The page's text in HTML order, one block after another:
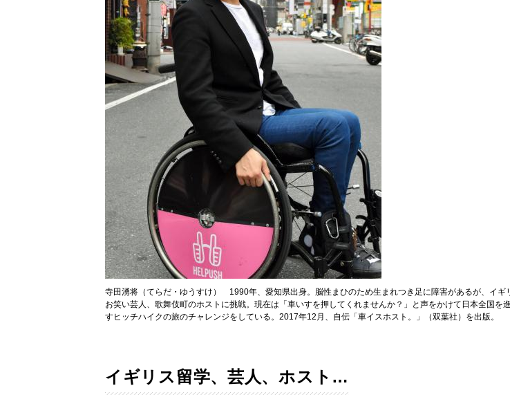
寺田湧将（てらだ・ゆうすけ） 1990年、愛知県出身。脳性まひのため生まれつき足に障害があるが、イギ
お笑い芸人、歌舞伎町のホストに挑戦。現在は「車いすを押してくれませんか？」と声をかけて日本全国を
すヒッチハイクの旅のチャレンジをしている。2017年12月、自伝「車イスホスト。」（双葉社）を出版。
イギリス留学、芸人、ホスト…